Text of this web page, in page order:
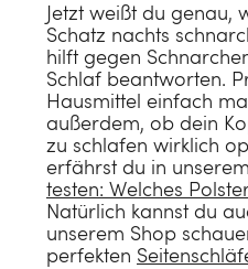
Jetzt weißt du genau,
Schatz nachts
hilft gegen
Schlaf beantworten.
Hausmittel einfach
außerdem, ob dein
zu schlafen wirklich
erfährst du in
testen: Welches
Natürlich kannst du
unserem Shop
perfekten